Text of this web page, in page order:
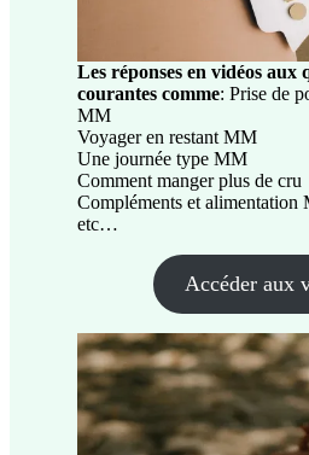
Les réponses en vidéos aux
courantes comme: Prise de
MM
Voyager en restant MM
Une journée type MM
Comment manger plus de cru
Compléments et alimentation
etc…
Accéder aux